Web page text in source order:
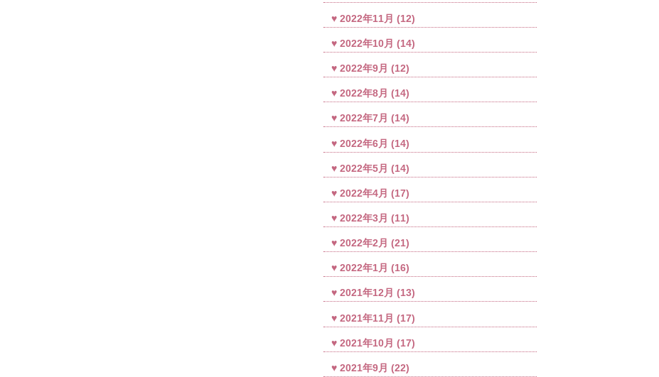
2022年11月 (12)
2022年10月 (14)
2022年9月 (12)
2022年8月 (14)
2022年7月 (14)
2022年6月 (14)
2022年5月 (14)
2022年4月 (17)
2022年3月 (11)
2022年2月 (21)
2022年1月 (16)
2021年12月 (13)
2021年11月 (17)
2021年10月 (17)
2021年9月 (22)